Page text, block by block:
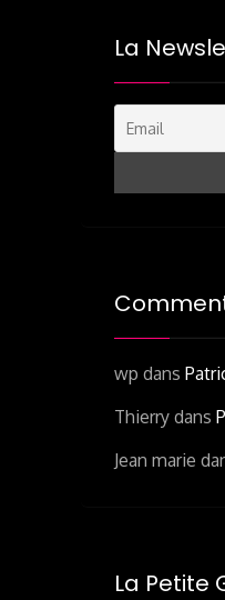
La
wp dans
Thierry dans
Jean marie
La Petite